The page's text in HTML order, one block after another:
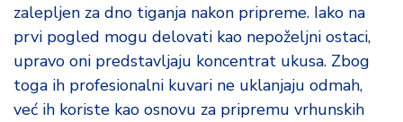
zalepljen za dno tiganja nakon pripreme. Iako na
prvi pogled mogu delovati kao nepoželjni ostaci,
upravo oni predstavljaju koncentrat ukusa. Zbog
toga ih profesionalni kuvari ne uklanjaju odmah,
već ih koriste kao osnovu za pripremu vrhunskih